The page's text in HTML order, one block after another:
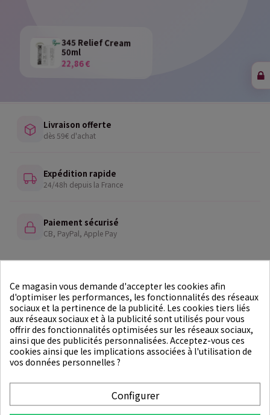
345 Relief Cream
50ml
22,86 €
Livraison offerte
dès 59€ d'achat
Expédition rapide
24/48h depuis la France
Paiement sécurisé
CB, PayPal, Apple Pay
dans chaque commande
15 magasins
en France
Accueil Marques
LISTE DES PRODUITS PAR MARQUE DARIYA
Ce magasin vous demande d'accepter les cookies afin
d'optimiser les performances, les fonctionnalités des réseaux
sociaux et la pertinence de la publicité. Les cookies tiers liés
aux réseaux sociaux et à la publicité sont utilisés pour vous
offrir des fonctionnalités optimisées sur les réseaux sociaux,
ainsi que des publicités personnalisées. Acceptez-vous ces
cookies ainsi que les implications associées à l'utilisation de
vos données personnelles ?
Configurer